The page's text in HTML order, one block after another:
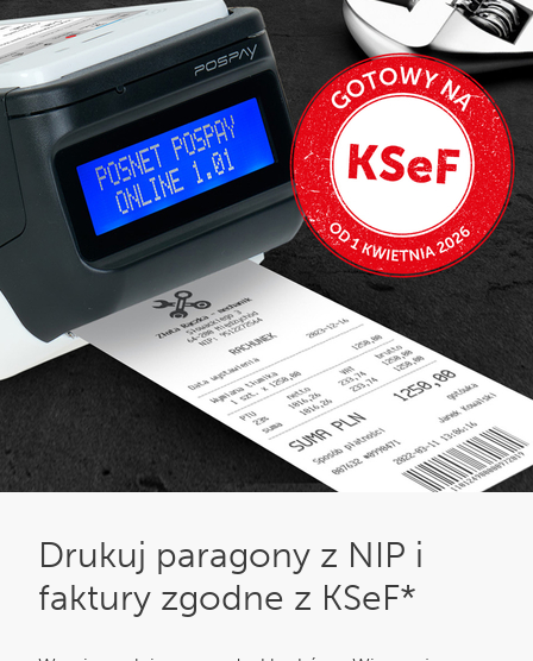
Drukuj paragony z NIP i
faktury zgodne z KSeF*